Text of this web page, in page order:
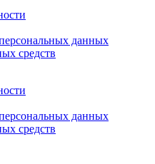
данных
средств
данных
средств